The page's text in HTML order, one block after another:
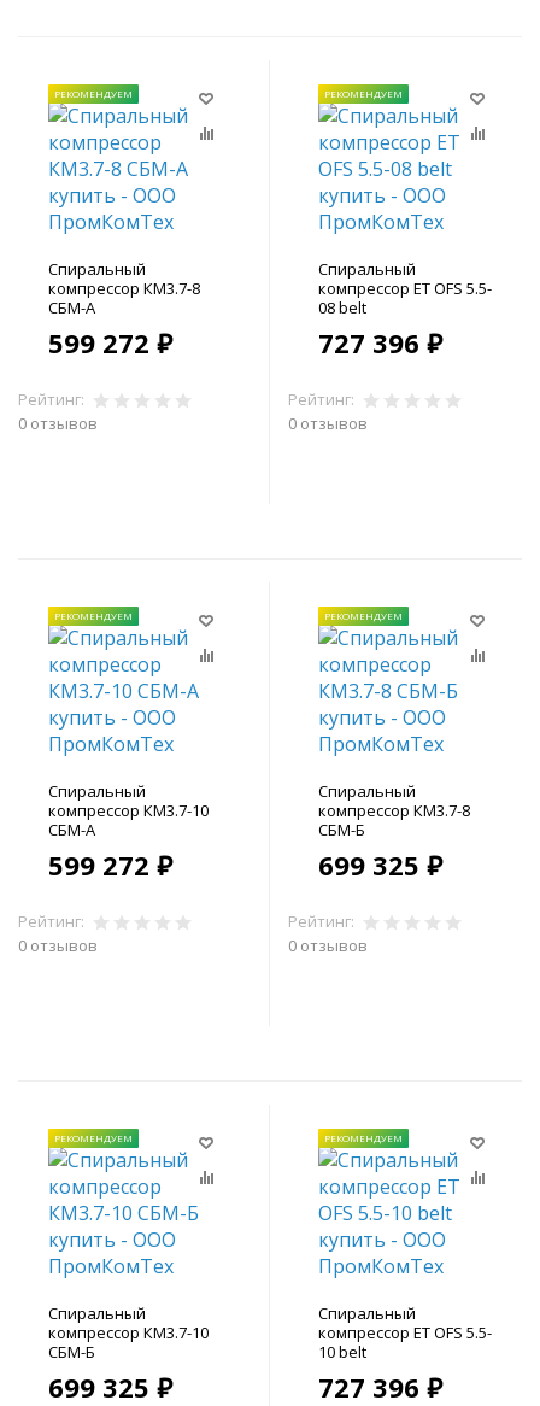
РЕКОМЕНДУЕМ
Спиральный
компрессор КМ3.7-8
СБМ-А
599 272 ₽
Рейтинг:
0 отзывов
РЕКОМЕНДУЕМ
Спиральный
компрессор ET OFS 5.5-
08 belt
727 396 ₽
Рейтинг:
0 отзывов
РЕКОМЕНДУЕМ
Спиральный
компрессор КМ3.7-10
СБМ-А
599 272 ₽
Рейтинг:
0 отзывов
РЕКОМЕНДУЕМ
Спиральный
компрессор КМ3.7-8
СБМ-Б
699 325 ₽
Рейтинг:
0 отзывов
РЕКОМЕНДУЕМ
Спиральный
компрессор КМ3.7-10
СБМ-Б
699 325 ₽
РЕКОМЕНДУЕМ
Спиральный
компрессор ET OFS 5.5-
10 belt
727 396 ₽